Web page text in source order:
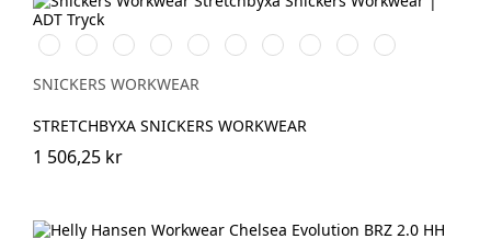
Vit/SvartStålgrå/Svart
Chiliröd/Svart
Svart/Svart
Khakigrön/Svart
Marinblå/Svart
Grå/Svartkhaki/Svart
Skogsgrön/svart
Äkta
blå/Svart
SNICKERS WORKWEAR
STRETCHBYXA SNICKERS WORKWEAR
1 506,25 kr